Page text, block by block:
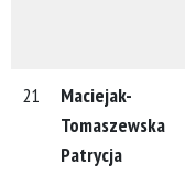
21
Maciejak-
Tomaszewska
Patrycja